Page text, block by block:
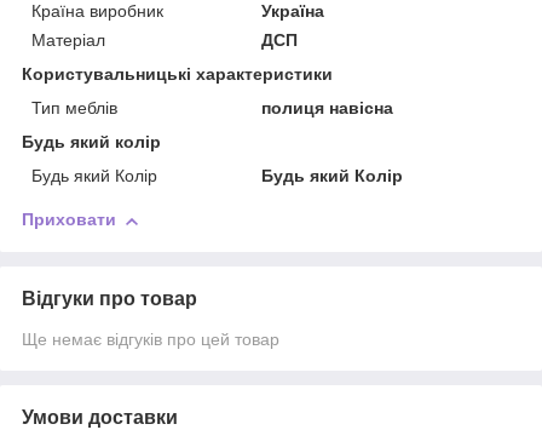
Країна виробник
Україна
Матеріал
ДСП
Користувальницькі характеристики
Тип меблів
полиця навісна
Будь який колір
Будь який Колір
Будь який Колір
Приховати
Відгуки про товар
Ще немає відгуків про цей товар
Умови доставки